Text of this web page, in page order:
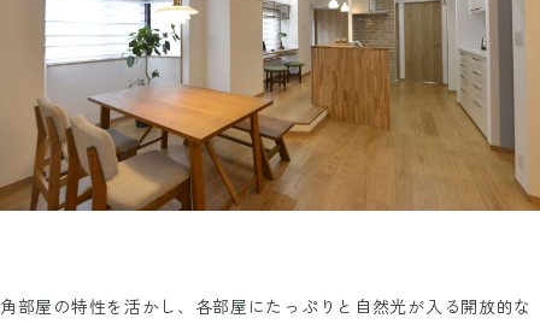
角部屋の特性を活かし、各部屋にたっぷりと自然光が入る開放的な